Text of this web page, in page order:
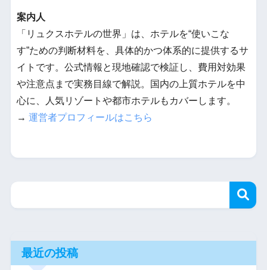
案内人
「リュクスホテルの世界」は、ホテルを“使いこな
す”ための判断材料を、具体的かつ体系的に提供するサ
イトです。公式情報と現地確認で検証し、費用対効果
や注意点まで実務目線で解説。国内の上質ホテルを中
心に、人気リゾートや都市ホテルもカバーします。
→ 運営者プロフィールはこちら
最近の投稿